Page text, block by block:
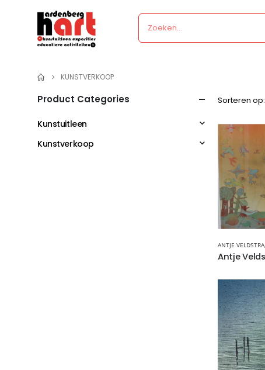
KUNSTVERKOOP
Sorteren op:
ANTJE VELDSTRA,
Product Categories
Kunstuitleen
Kunstverkoop